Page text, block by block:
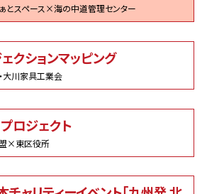
とスペース×海の中道管理センター
クションマッピング
大川家具工業会
ロジェクト
×東区役所